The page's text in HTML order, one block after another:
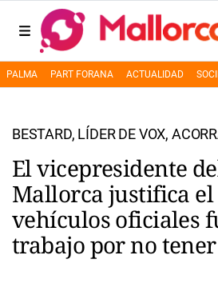
PALMA PART FORANA ACTUALIDAD
BESTARD, LÍDER DE VOX,
El vicepresidente
Mallorca justifica el
vehículos oficiales
trabajo por no